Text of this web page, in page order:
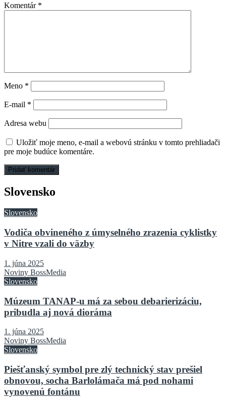
Komentár *
Meno *
E-mail *
Adresa webu
Uložiť moje meno, e-mail a webovú stránku v tomto prehliadači
pre moje budúce komentáre.
Slovensko
Slovensko
Vodiča obvineného z úmyselného zrazenia cyklistky
v Nitre vzali do väzby
1. júna 2025
Noviny BossMedia
Slovensko
Múzeum TANAP-u má za sebou debarierizáciu,
pribudla aj nová dioráma
1. júna 2025
Noviny BossMedia
Slovensko
Piešťanský symbol pre zlý technický stav prešiel
obnovou, socha Barlolámača má pod nohami
vynovenú fontánu